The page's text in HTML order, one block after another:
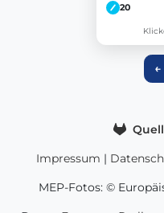
20
Impressum |
MEP-Fotos: ©